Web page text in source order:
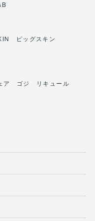
ピッグスキン
ア ゴジ リキュール